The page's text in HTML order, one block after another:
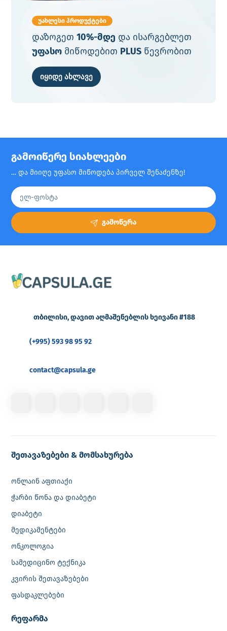
უახლესი პროდუქტები
დაზოგეთ 10%-მდე და ისარგებლეთ
უფასომიწოდებით PLUSწევრობით
იყიდე ახლავე
გამოიწერე სიახლეები
… და მიიღე უფასო მიწოდება პირველ შენაძენზე!
გამოწერა
თბილისი, დავით აღმაშენებლის ხეივანი #188
(+995) 593 98 95 92
contact@capsula.ge
შეთავაზებები & მომსახურება
ონლაინ აფთიაქი
ჭარბი წონა და დიაბეტი
დიაბეტი
მედიკამენტები
ონკოლოგია
სამედიცინო ტექნიკა
კვირის შეთავაზებები
ფასდაკლებები
რეფარმა